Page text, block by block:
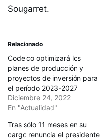
Sougarret.
Relacionado
Codelco optimizará los
planes de producción y
proyectos de inversión para
el período 2023-2027
Diciembre 24, 2022
En "Actualidad"
Tras sólo 11 meses en su
cargo renuncia el presidente